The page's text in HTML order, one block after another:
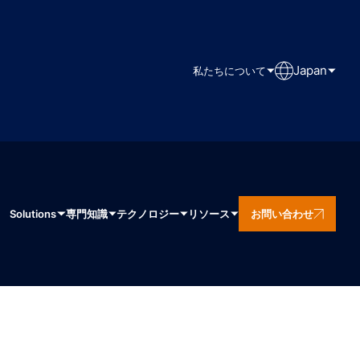
私たちについて Japan
Solutions 専門知識 テクノロジー リソース お問い合わせ